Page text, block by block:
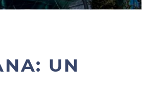
UN